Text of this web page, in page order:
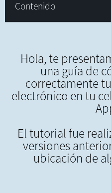
Contenido
Hola, te
una guía de
correctamente
electrónico en tu
El tutorial fue
versiones
ubicación de